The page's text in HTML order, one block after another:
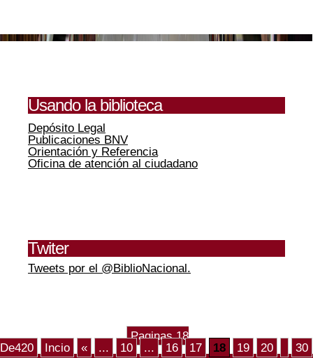
Usando la biblioteca
Depósito Legal
Publicaciones BNV
Orientación y Referencia
Oficina de atención al ciudadano
Twiter
Tweets por el @BiblioNacional.
Paginas 18
De420
Incio « ... 10 ... 16 17 18 19 20 30